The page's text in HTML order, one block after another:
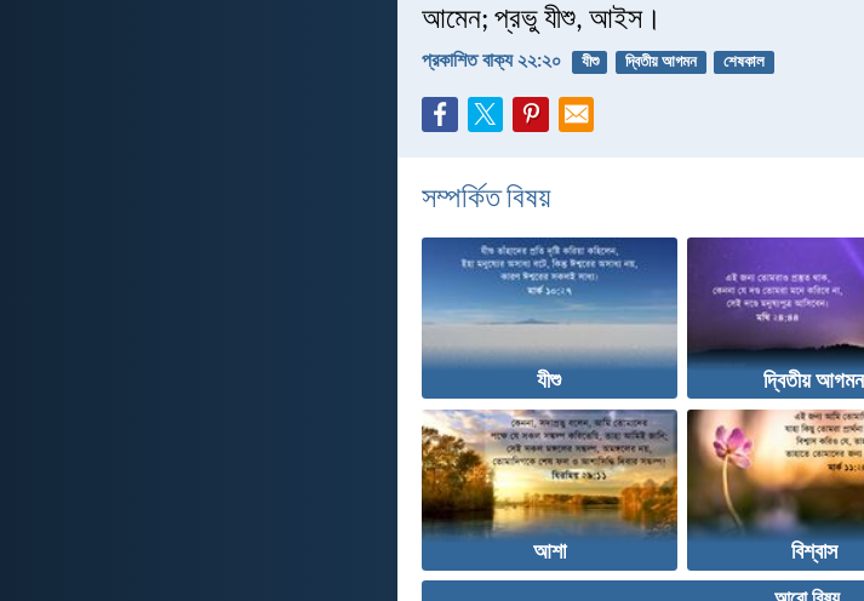
আমেন; প্রভু যীশু, আইস।
প্রকাশিত বাক্য ২২:২০ যীশু দ্বিতীয় আগমন শেষকাল
সম্পর্কিত বিষয়
যীশু দ্বিতীয় আগমন
আশা বিশ্বাস